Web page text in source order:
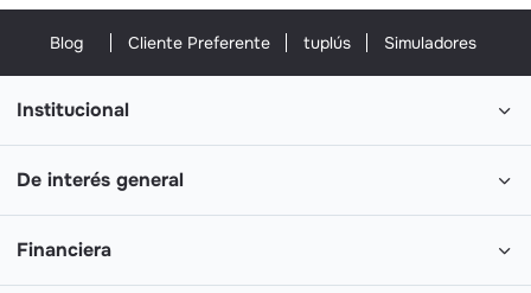
Blog Cliente Preferente tuplús Simuladores
Institucional
De interés general
Financiera